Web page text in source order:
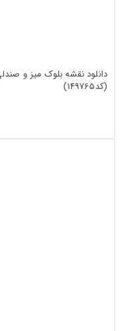
دانلود نقشه بلوک میز و
(کد149765)